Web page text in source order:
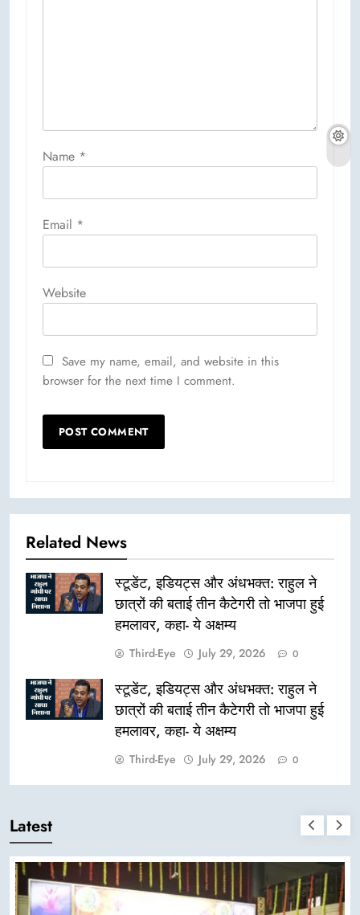
Name *
Email *
Website
Save my name, email, and website in this
browser for the next time I comment.
Related News
स्टूडेंट, इडियट्स और अंधभक्त: राहुल ने
छात्रों की बताई तीन कैटेगरी तो भाजपा हुई
हमलावर, कहा- ये अक्षम्य
Third-Eye July 29, 2026 0
स्टूडेंट, इडियट्स और अंधभक्त: राहुल ने
छात्रों की बताई तीन कैटेगरी तो भाजपा हुई
हमलावर, कहा- ये अक्षम्य
Third-Eye July 29, 2026 0
Latest